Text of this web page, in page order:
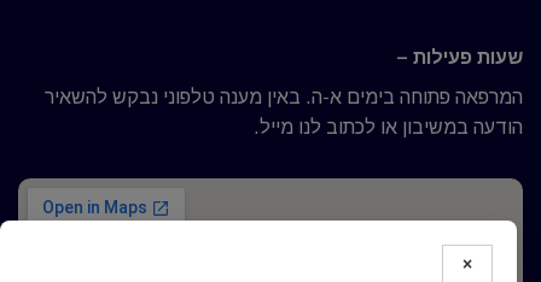
שעות פעילות –
המרפאה פתוחה בימים א-ה. באין מענה טלפוני נבקש להשאיר
הודעה במשיבון או לכתוב לנו מייל.
×